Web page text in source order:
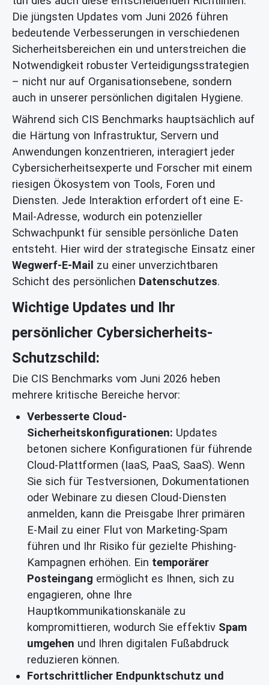
Die jüngsten Updates vom Juni 2026 führen
bedeutende Verbesserungen in verschiedenen
Sicherheitsbereichen ein und unterstreichen die
Notwendigkeit robuster Verteidigungsstrategien
– nicht nur auf Organisationsebene, sondern
auch in unserer persönlichen digitalen Hygiene.
Während sich CIS Benchmarks hauptsächlich auf
die Härtung von Infrastruktur, Servern und
Anwendungen konzentrieren, interagiert jeder
Cybersicherheitsexperte und Forscher mit einem
riesigen Ökosystem von Tools, Foren und
Diensten. Jede Interaktion erfordert oft eine E-
Mail-Adresse, wodurch ein potenzieller
Schwachpunkt für sensible persönliche Daten
entsteht. Hier wird der strategische Einsatz einer
Wegwerf-E-Mail zu einer unverzichtbaren
Schicht des persönlichen Datenschutzes.
Wichtige Updates und Ihr
persönlicher Cybersicherheits-
Schutzschild:
Die CIS Benchmarks vom Juni 2026 heben
mehrere kritische Bereiche hervor:
Verbesserte Cloud-
Sicherheitskonfigurationen: Updates
betonen sichere Konfigurationen für führende
Cloud-Plattformen (IaaS, PaaS, SaaS). Wenn
Sie sich für Testversionen, Dokumentationen
oder Webinare zu diesen Cloud-Diensten
anmelden, kann die Preisgabe Ihrer primären
E-Mail zu einer Flut von Marketing-Spam
führen und Ihr Risiko für gezielte Phishing-
Kampagnen erhöhen. Ein temporärer
Posteingang ermöglicht es Ihnen, sich zu
engagieren, ohne Ihre
Hauptkommunikationskanäle zu
kompromittieren, wodurch Sie effektiv Spam
umgehen und Ihren digitalen Fußabdruck
reduzieren können.
Fortschrittlicher Endpunktschutz und